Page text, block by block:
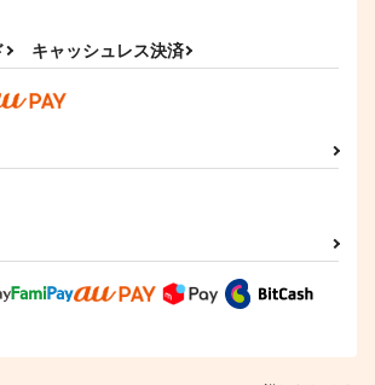
やわらか内燃機関
ビリー×ライト
サンプル
やわらか産業
サンプル
キャッシュレス決済